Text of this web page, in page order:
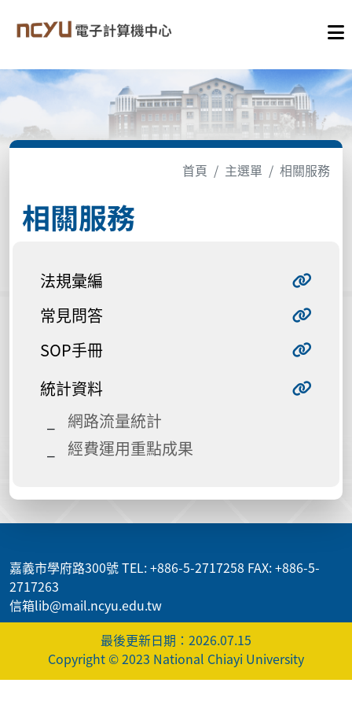
首頁 主選單 相關服務
相關服務
法規彙編
常見問答
SOP手冊
統計資料
網路流量統計
經費運用重點成果
嘉義市學府路300號 TEL: +886-5-2717258 FAX: +886-5-
2717263
信箱lib@mail.ncyu.edu.tw
最後更新日期：2026.07.15
Copyright © 2023 National Chiayi University